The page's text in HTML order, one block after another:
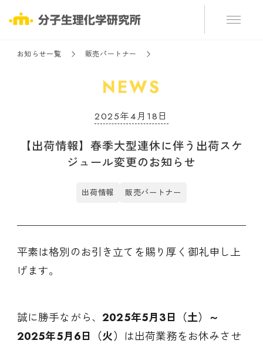
お知らせ一覧 販売パートナー
NEWS
2025年4月18日
【出荷情報】春季大型連休に伴う出荷スケ
ジュール変更のお知らせ
出荷情報 販売パートナー
平素は格別のお引き立てを賜り厚く御礼申し上
げます。
誠に勝手ながら、2025年5月3日（土）～
2025年5月6日（火） は出荷業務をお休みさせ